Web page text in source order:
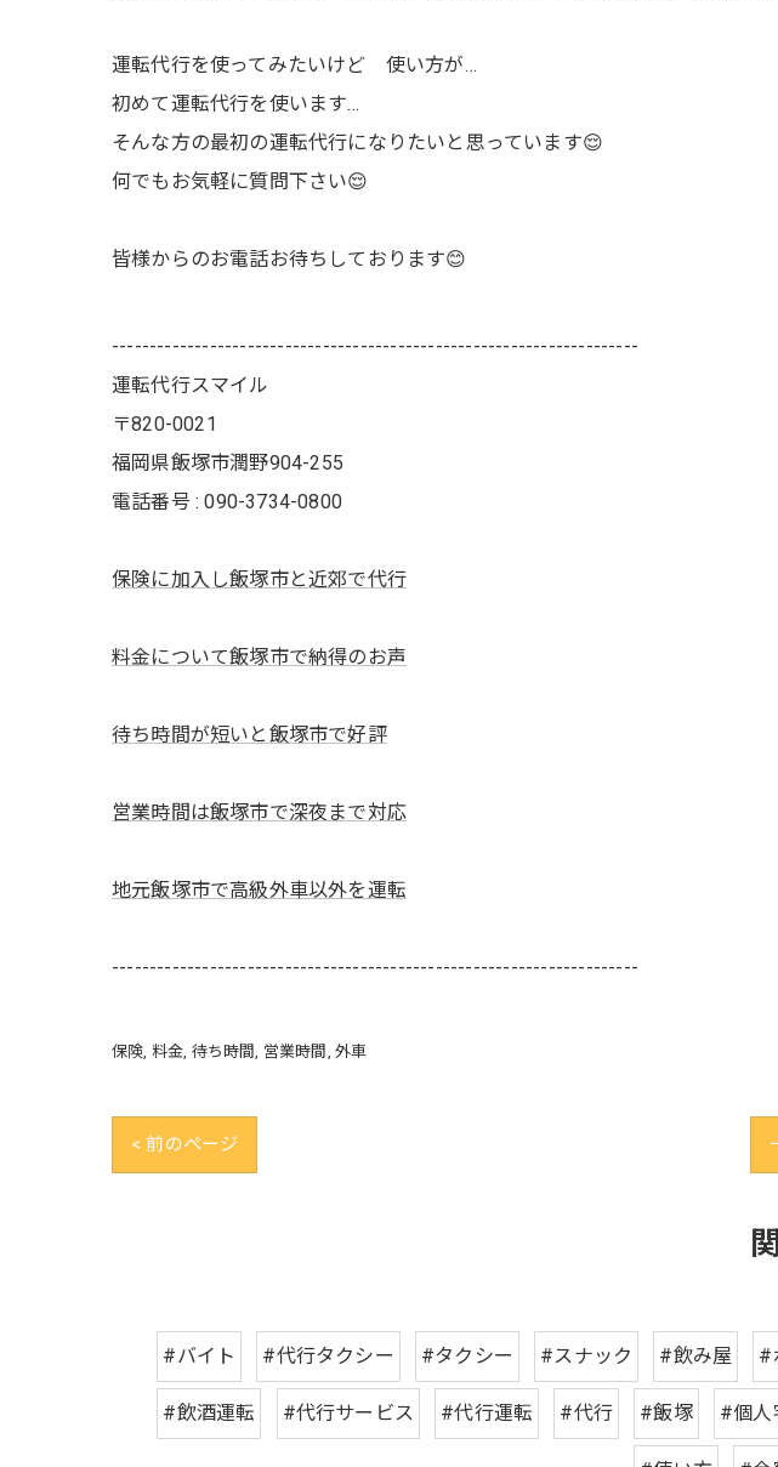
運転代行を使ってみたいけど 使い方が…
初めて運転代行を使います…
そんな方の最初の運転代行になりたいと思っています😌
何でもお気軽に質問下さい😌
皆様からのお電話お待ちしております😊
----------------------------------------------------------------------
運転代行スマイル
〒820-0021
福岡県飯塚市潤野904-255
電話番号 : 090-3734-0800
保険に加入し飯塚市と近郊で代行
料金について飯塚市で納得のお声
待ち時間が短いと飯塚市で好評
営業時間は飯塚市で深夜まで対応
地元飯塚市で高級外車以外を運転
----------------------------------------------------------------------
保険 料金 待ち時間 営業時間 外車
< 前のページ
#バイト #代行タクシー #タクシー #スナック #飲み屋 #
#飲酒運転 #代行サービス #代行運転 #代行 #飯塚 #個人